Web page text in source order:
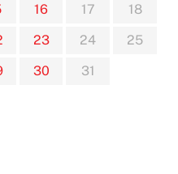
16 17
18
23 24
25
30
31